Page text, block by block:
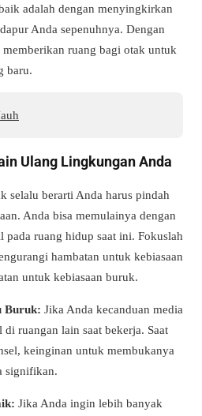
adalah dengan menyingkirkan
Anda sepenuhnya. Dengan
ruang bagi otak untuk
baru.
Ulang Lingkungan Anda
selalu berarti Anda harus pindah
Anda bisa memulainya dengan
ruang hidup saat ini. Fokuslah
hambatan untuk kebiasaan
untuk kebiasaan buruk.
Buruk: Jika Anda kecanduan media
ruangan lain saat bekerja. Saat
keinginan untuk membukanya
signifikan.
Jika Anda ingin lebih banyak